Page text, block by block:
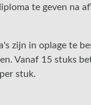
te geven na
zijn in oplage te
Vanaf 15 stuks
stuk.